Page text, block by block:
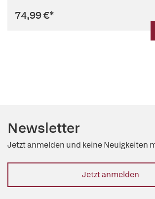
74,99 €*
Newsletter
Jetzt anmelden und keine Neuigkeiten
Jetzt anmelden